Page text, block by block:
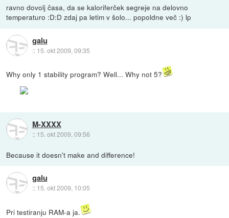
ravno dovolj časa, da se kaloriferček segreje na delovno
temperaturo :D:D zdaj pa letim v šolo... popoldne več :) lp
galu
:: 15. okt 2009, 09:35
Why only 1 stability program? Well... Why not 5?
M-XXXX
:: 15. okt 2009, 09:56
Because it doesn't make and difference!
galu
:: 15. okt 2009, 10:05
Pri testiranju RAM-a ja.